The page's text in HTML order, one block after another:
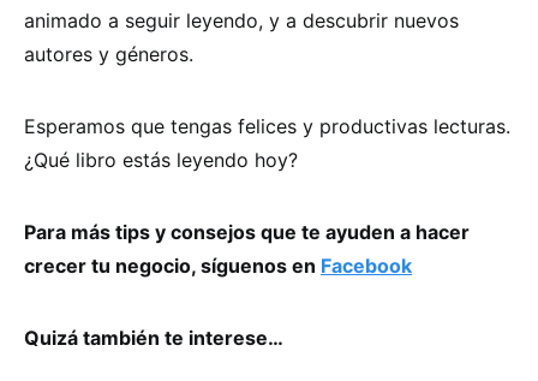
animado a seguir leyendo, y a descubrir nuevos
autores y géneros.
Esperamos que tengas felices y productivas lecturas.
¿Qué libro estás leyendo hoy?
Para más tips y consejos que te ayuden a hacer
crecer tu negocio, síguenos en Facebook
Quizá también te interese…